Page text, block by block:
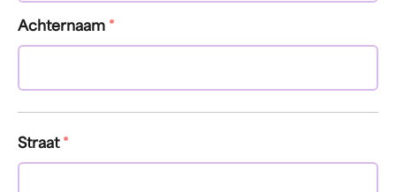
Achternaam *
Straat *